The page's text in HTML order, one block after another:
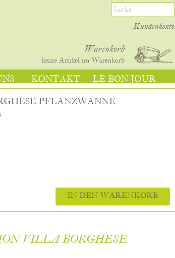
Kundenkonto
Warenkorb
keine Artikel im Warenkorb
KONTAKT LE BON JOUR
PFLANZWANNE
IN DEN WARENKORB
VILLA BORGHESE